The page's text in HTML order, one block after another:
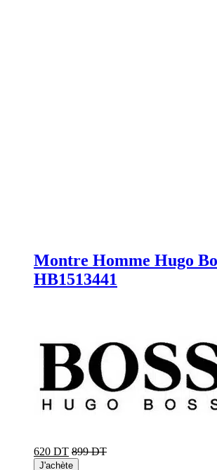
Montre Homme Hugo
HB1513441
620 DT 899 DT
J'achète